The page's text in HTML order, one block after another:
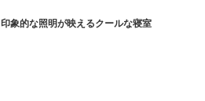
印象的な照明が映えるクールな寝室